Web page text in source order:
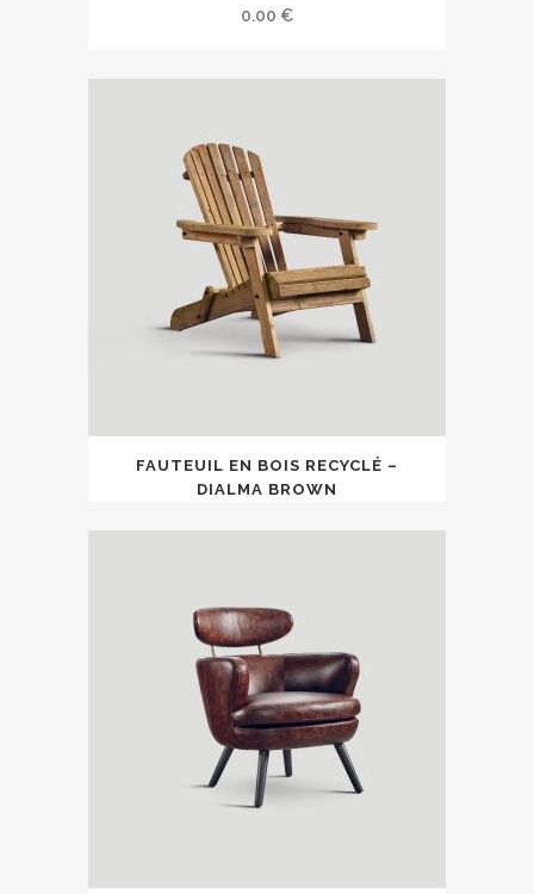
0.00 €
FAUTEUIL EN BOIS RECYCLÉ –
DIALMA BROWN